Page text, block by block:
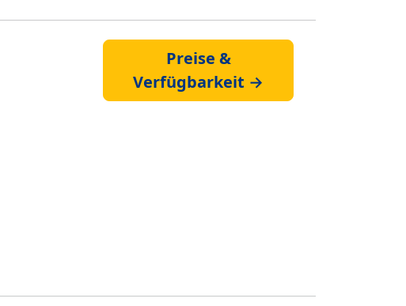
Preise &
Verfügbarkeit →